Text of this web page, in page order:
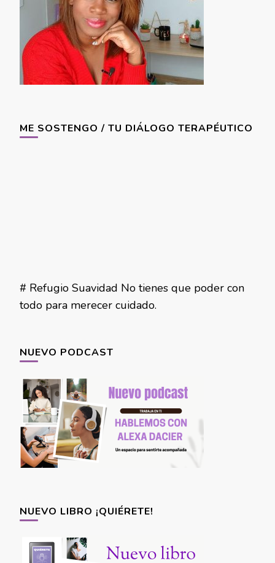
ME SOSTENGO / TU DIÁLOGO TERAPÉUTICO
# Refugio Suavidad No tienes que poder con
todo para merecer cuidado.
NUEVO PODCAST
NUEVO LIBRO ¡QUIÉRETE!